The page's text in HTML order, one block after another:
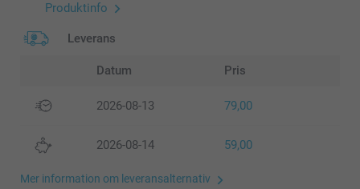
Produktinfo
Leverans
Datum Pris
2026-08-13 79,00
2026-08-14 59,00
Mer information om leveransalternativ